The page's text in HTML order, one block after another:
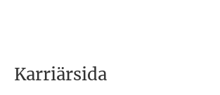
Karriärsida